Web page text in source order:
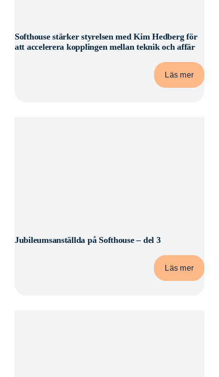
Softhouse stärker styrelsen med Kim Hedberg för
att accelerera kopplingen mellan teknik och affär
Läs mer
Jubileumsanställda på Softhouse – del 3
Läs mer